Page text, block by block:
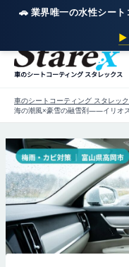
🚗 業界唯一の水性シー
▶
容
車のシートコーティング スタレックス
車のシートコーティング スタレッ
海の潮風×豪雪の融雪剤——イリオ